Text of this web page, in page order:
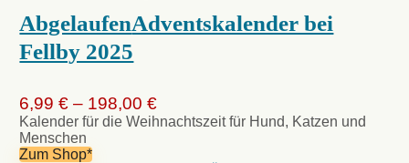
AbgelaufenAdventskalender bei
Fellby 2025
6,99 € – 198,00 €
Kalender für die Weihnachtszeit für Hund, Katzen und
Menschen
Zum Shop*